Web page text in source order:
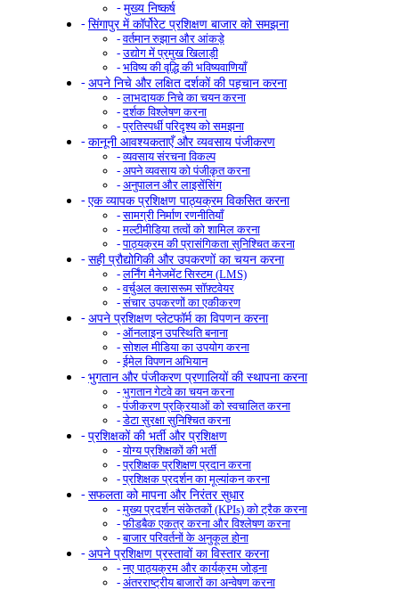
मुख्य निष्कर्ष
सिंगापुर में कॉर्पोरेट प्रशिक्षण बाजार को समझना
वर्तमान रुझान और आंकड़े
उद्योग में प्रमुख खिलाड़ी
भविष्य की वृद्धि की भविष्यवाणियाँ
अपने निचे और लक्षित दर्शकों की पहचान करना
लाभदायक निचे का चयन करना
दर्शक विश्लेषण करना
प्रतिस्पर्धी परिदृश्य को समझना
कानूनी आवश्यकताएँ और व्यवसाय पंजीकरण
व्यवसाय संरचना विकल्प
अपने व्यवसाय को पंजीकृत करना
अनुपालन और लाइसेंसिंग
एक व्यापक प्रशिक्षण पाठ्यक्रम विकसित करना
सामग्री निर्माण रणनीतियाँ
मल्टीमीडिया तत्वों को शामिल करना
पाठ्यक्रम की प्रासंगिकता सुनिश्चित करना
सही प्रौद्योगिकी और उपकरणों का चयन करना
लर्निंग मैनेजमेंट सिस्टम (LMS)
वर्चुअल क्लासरूम सॉफ़्टवेयर
संचार उपकरणों का एकीकरण
अपने प्रशिक्षण प्लेटफॉर्म का विपणन करना
ऑनलाइन उपस्थिति बनाना
सोशल मीडिया का उपयोग करना
ईमेल विपणन अभियान
भुगतान और पंजीकरण प्रणालियों की स्थापना करना
भुगतान गेटवे का चयन करना
पंजीकरण प्रक्रियाओं को स्वचालित करना
डेटा सुरक्षा सुनिश्चित करना
प्रशिक्षकों की भर्ती और प्रशिक्षण
योग्य प्रशिक्षकों की भर्ती
प्रशिक्षक प्रशिक्षण प्रदान करना
प्रशिक्षक प्रदर्शन का मूल्यांकन करना
सफलता को मापना और निरंतर सुधार
मुख्य प्रदर्शन संकेतकों (KPIs) को ट्रैक करना
फीडबैक एकत्र करना और विश्लेषण करना
बाजार परिवर्तनों के अनुकूल होना
अपने प्रशिक्षण प्रस्तावों का विस्तार करना
नए पाठ्यक्रम और कार्यक्रम जोड़ना
अंतरराष्ट्रीय बाजारों का अन्वेषण करना